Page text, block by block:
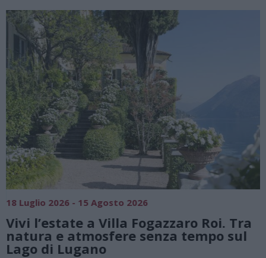
18 Luglio 2026 - 15 Agosto 2026
Vivi l’estate a Villa Fogazzaro Roi. Tra
natura e atmosfere senza tempo sul
Lago di Lugano